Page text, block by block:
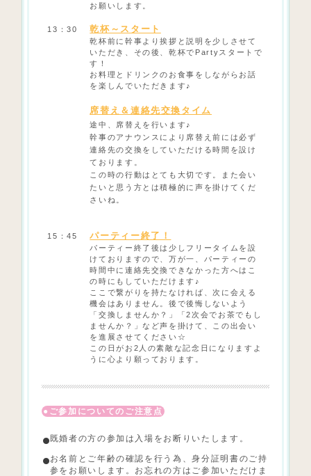
お願いします。
13：30 乾杯～スタート
乾杯前に幹事より挨拶と説明を少しさせて
いただき、その後、乾杯でPartyスタートで
す！
お料理とドリンクのお食事をしながらお話
を楽しんでいただきます♪
席替え＆連絡先交換タイム
途中、席替えを行います♪
幹事のアナウンスにより席替え前には必ず
連絡先の交換をしていただける時間を設け
ております。
この時の行動はとても大切です。また会い
たいと思う方とは積極的に声を掛けてくだ
さいね。
15：45 パーティー終了！
パーティー終了後は少しフリータイムを設
けておりますので、万が一、パーティーの
時間中に連絡先交換できなかった方へはこ
の時にもしていただけます♪
ここで繋がりを持たなければ、次に会える
機会はありません。後で後悔しないよう
「交換しませんか？」「2次会でお茶でもし
ませんか？」など声を掛けて、この出会い
を進展させてください☆
この日がお2人の素敵な記念日になりますよ
うに心より願っております。
ご参加についてのご注意点
既婚者の方の参加は入場をお断りいたします。
お名前とご年齢の確認を行う為、身分証明書のご持
参をお願いします。お忘れの方はご参加いただけま